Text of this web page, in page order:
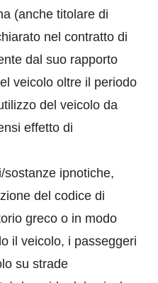
(anche titolare di
nel contratto di
dal suo rapporto
veicolo oltre il periodo
del veicolo da
effetto di
ipnotiche,
del codice di
greco o in modo
il veicolo, i passeggeri
su strade